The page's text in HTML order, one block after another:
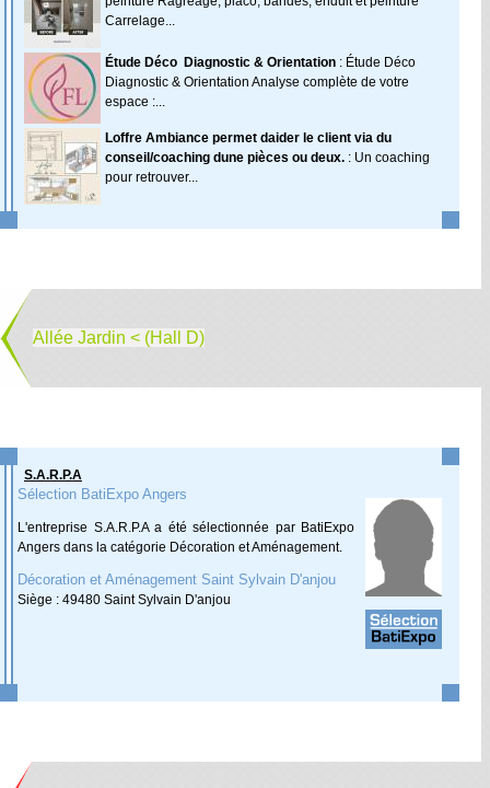
Carrelage...
Étude Déco  Diagnostic & Orientation : Étude Déco 
Diagnostic & Orientation Analyse complète de votre
espace :...
Loffre Ambiance permet daider le client via du
conseil/coaching dune pièces ou deux. : Un coaching
pour retrouver...
Allée Jardin < (Hall D)
S.A.R.P.A
Sélection BatiExpo Angers
L'entreprise S.A.R.P.A a été sélectionnée par BatiExpo
Angers dans la catégorie Décoration et Aménagement.
Décoration et Aménagement Saint Sylvain D'anjou
Siège : 49480 Saint Sylvain D'anjou